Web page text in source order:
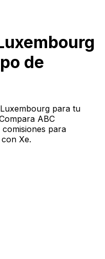
de
para tu
ABC
para
Xe.